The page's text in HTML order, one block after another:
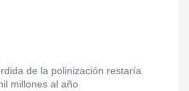
de la polinización restaría
millones al año